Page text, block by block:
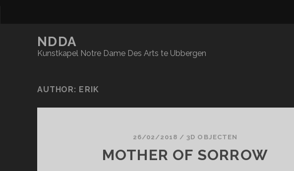
NDDA
Kunstkapel Notre Dame Des Arts te Ubbergen
AUTHOR: ERIK
26/02/2018 / 3D OBJECTEN
MOTHER OF SORROW